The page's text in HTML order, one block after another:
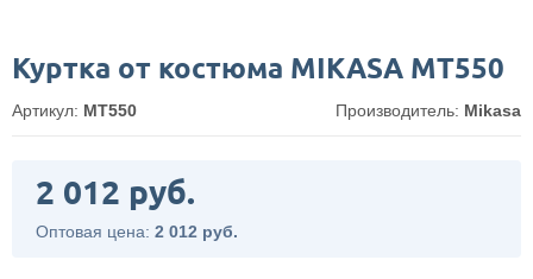
Куртка от костюма MIKASA MT550
Артикул: MT550 Производитель: Mikasa
2 012 руб.
Оптовая цена: 2 012 руб.